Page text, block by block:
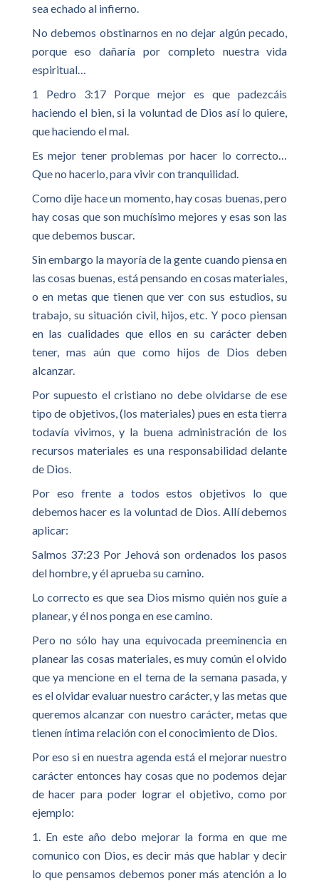
sea echado al infierno.
No debemos obstinarnos en no dejar algún pecado,
porque eso dañaría por completo nuestra vida
espiritual…
1 Pedro 3:17 Porque mejor es que padezcáis
haciendo el bien, si la voluntad de Dios así lo quiere,
que haciendo el mal.
Es mejor tener problemas por hacer lo correcto…
Que no hacerlo, para vivir con tranquilidad.
Como dije hace un momento, hay cosas buenas, pero
hay cosas que son muchísimo mejores y esas son las
que debemos buscar.
Sin embargo la mayoría de la gente cuando piensa en
las cosas buenas, está pensando en cosas materiales,
o en metas que tienen que ver con sus estudios, su
trabajo, su situación civil, hijos, etc. Y poco piensan
en las cualidades que ellos en su carácter deben
tener, mas aún que como hijos de Dios deben
alcanzar.
Por supuesto el cristiano no debe olvidarse de ese
tipo de objetivos, (los materiales) pues en esta tierra
todavía vivimos, y la buena administración de los
recursos materiales es una responsabilidad delante
de Dios.
Por eso frente a todos estos objetivos lo que
debemos hacer es la voluntad de Dios. Allí debemos
aplicar:
Salmos 37:23 Por Jehová son ordenados los pasos
del hombre, y él aprueba su camino.
Lo correcto es que sea Dios mismo quién nos guíe a
planear, y él nos ponga en ese camino.
Pero no sólo hay una equivocada preeminencia en
planear las cosas materiales, es muy común el olvido
que ya mencione en el tema de la semana pasada, y
es el olvidar evaluar nuestro carácter, y las metas que
queremos alcanzar con nuestro carácter, metas que
tienen íntima relación con el conocimiento de Dios.
Por eso si en nuestra agenda está el mejorar nuestro
carácter entonces hay cosas que no podemos dejar
de hacer para poder lograr el objetivo, como por
ejemplo:
1. En este año debo mejorar la forma en que me
comunico con Dios, es decir más que hablar y decir
lo que pensamos debemos poner más atención a lo